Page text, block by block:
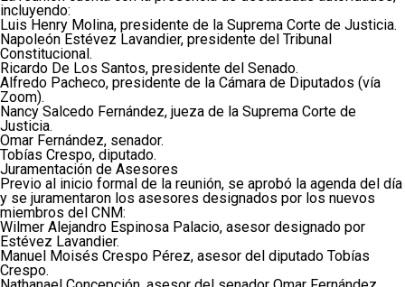
incluyendo:
Luis Henry Molina, presidente de la Suprema Corte de Justicia.
Napoleón Estévez Lavandier, presidente del Tribunal
Constitucional.
Ricardo De Los Santos, presidente del Senado.
Alfredo Pacheco, presidente de la Cámara de Diputados (vía
Zoom).
Nancy Salcedo Fernández, jueza de la Suprema Corte de
Justicia.
Omar Fernández, senador.
Tobías Crespo, diputado.
Juramentación de Asesores
Previo al inicio formal de la reunión, se aprobó la agenda del día
y se juramentaron los asesores designados por los nuevos
miembros del CNM:
Wilmer Alejandro Espinosa Palacio, asesor designado por
Estévez Lavandier.
Manuel Moisés Crespo Pérez, asesor del diputado Tobías
Crespo.